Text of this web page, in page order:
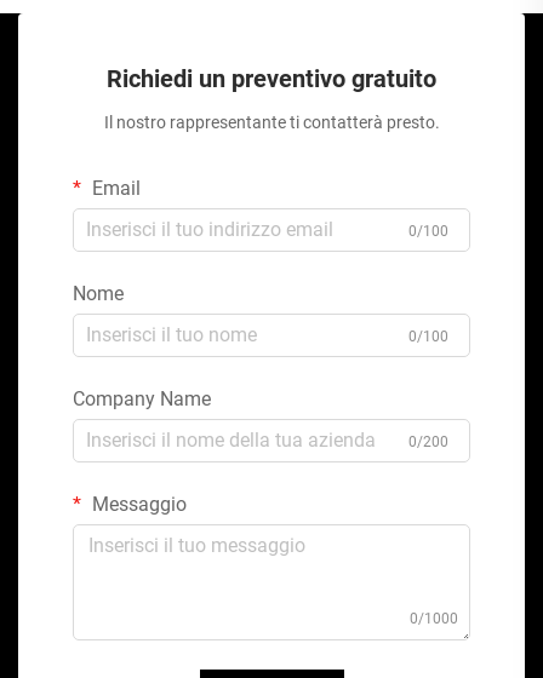
Richiedi un preventivo gratuito
Il nostro rappresentante ti contatterà presto.
Email
0/100
Nome
0/100
Company Name
0/200
Messaggio
0/1000